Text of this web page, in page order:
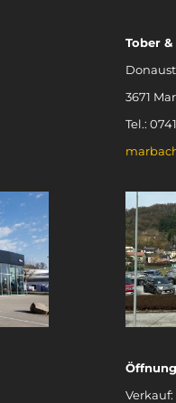
Tober
3671
Tel.:
Verkauf: